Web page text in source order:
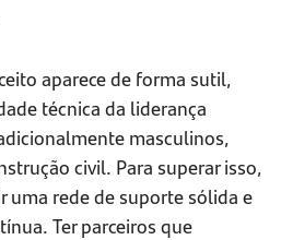
aparece de forma sutil,
técnica da liderança
masculinos,
civil. Para superar isso,
uma rede de suporte sólida e
Ter parceiros que